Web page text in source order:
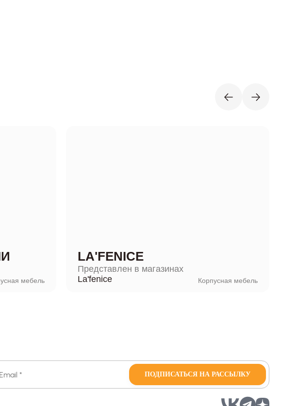
мебель
LA'FENICE
Представлен в магазинах
La'fenice
Корпусная мебель
ПОДПИСАТЬСЯ НА РАССЫЛКУ